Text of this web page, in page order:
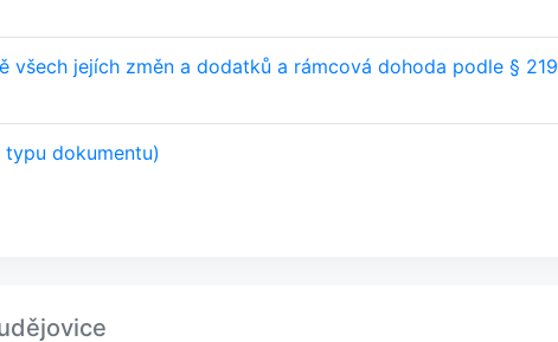
všech jejích změn a dodatků a rámcová dohoda podle § 219
dokumentu)